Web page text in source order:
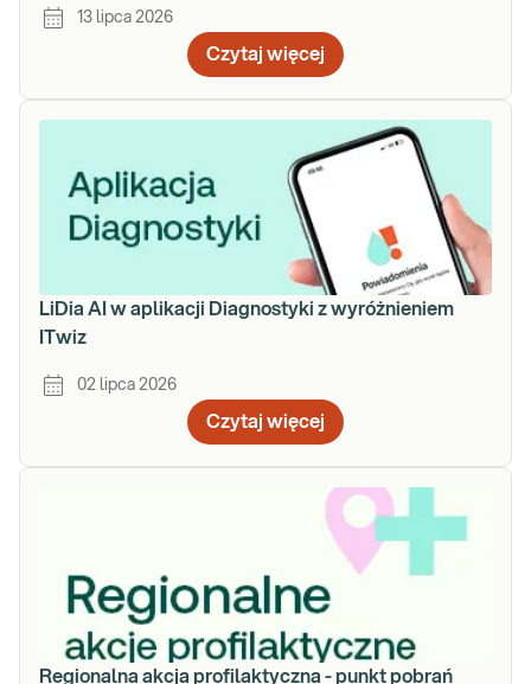
13 lipca 2026
Czytaj więcej
LiDia AI w aplikacji Diagnostyki z wyróżnieniem
ITwiz
02 lipca 2026
Czytaj więcej
Regionalna akcja profilaktyczna - punkt pobrań